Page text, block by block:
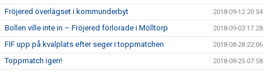
Fröjered överlägset i kommunderbyt 2018-09-12 20:54
Bollen ville inte in – Fröjered förlorade i Mölltorp 2018-09-03 17:28
FIF upp på kvalplats efter seger i toppmatchen 2018-08-28 22:06
Toppmatch igen! 2018-08-25 07:58